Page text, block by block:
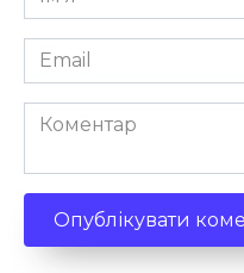
*
Email
*
Коментар